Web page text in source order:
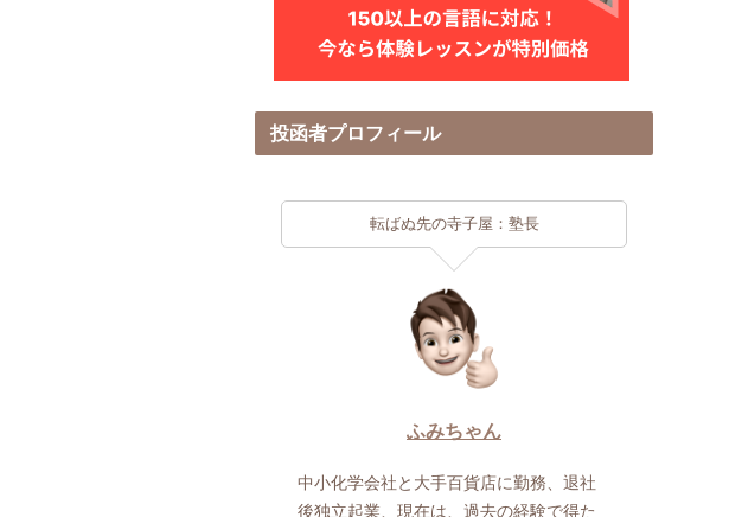
投函者プロフィール
転ばぬ先の寺子屋：塾長
ふみちゃん
中小化学会社と大手百貨店に勤務、退社
後独立起業、現在は、過去の経験で得た